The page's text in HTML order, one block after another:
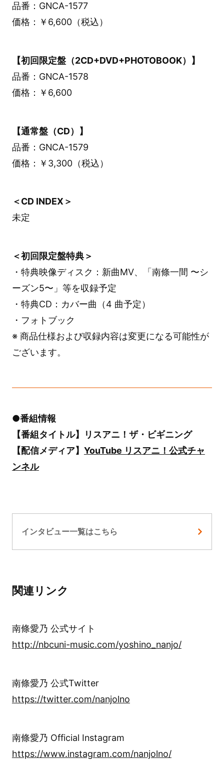
品番：GNCA-1577
価格：￥6,600（税込）
【初回限定盤（2CD+DVD+PHOTOBOOK）】
品番：GNCA-1578
価格：￥6,600
【通常盤（CD）】
品番：GNCA-1579
価格：￥3,300（税込）
＜CD INDEX＞
未定
＜初回限定盤特典＞
・特典映像ディスク：新曲MV、「南條一間 〜シ
ーズン5〜」等を収録予定
・特典CD：カバー曲（4 曲予定）
・フォトブック
※ 商品仕様および収録内容は変更になる可能性が
ございます。
●番組情報
【番組タイトル】リスアニ！ザ・ビギニング
【配信メディア】 YouTube リスアニ！公式チャ
ンネル
インタビュー一覧はこちら
関連リンク
南條愛乃 公式サイト
http://nbcuni-music.com/yoshino_nanjo/
南條愛乃 公式Twitter
https://twitter.com/nanjolno
南條愛乃 Official Instagram
https://www.instagram.com/nanjolno/